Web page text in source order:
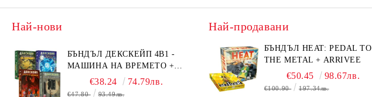
Най-нови
БЪНДЪЛ ДЕКСКЕЙП 4В1 -
МАШИНА НА ВРЕМЕТО +
БЯГСТВО ОТ АЛКАТРАЗ +
ТАЙНИТЕ НА ЕЛ ДОРАДО +
€38.24 74.79лв.
€47.80 93.49лв.
Най-продавани
БЪНДЪЛ HEAT: PEDAL TO
THE METAL + ARRIVEE
€50.45 98.67лв.
€100.90 197.34лв.